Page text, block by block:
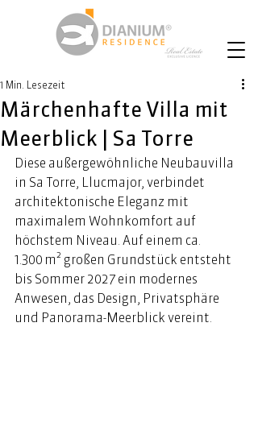
Märchenhafte Villa mit
Meerblick | Sa Torre
1 Min. Lesezeit
Diese außergewöhnliche Neubauvilla
in Sa Torre, Llucmajor, verbindet
architektonische Eleganz mit
maximalem Wohnkomfort auf
höchstem Niveau. Auf einem ca.
1.300 m² großen Grundstück entsteht
bis Sommer 2027 ein modernes
Anwesen, das Design, Privatsphäre
und Panorama-Meerblick vereint.